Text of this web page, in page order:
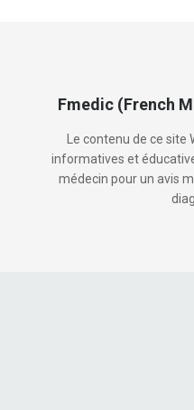
Fmedic (French
Le contenu de ce site
informatives et
médecin pour un avis